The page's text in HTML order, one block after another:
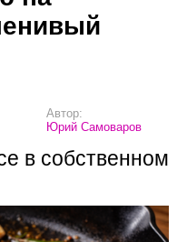
Автор:
Юрий Самоваров
в собственном